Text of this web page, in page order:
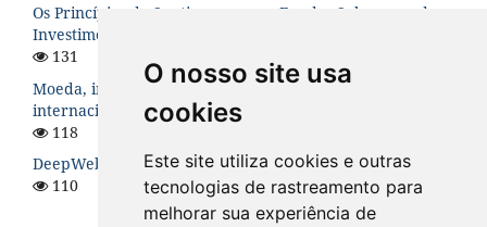
O nosso site usa
cookies
Este site utiliza cookies e outras
tecnologias de rastreamento para
melhorar sua experiência de
Os Princípios de Santiago para os Fundos Soberanos de
Investimento: uma análise teórica
131
Moeda, instabilidade financeira e hierarquia no sistema
internacional
118
DeepWeb: O Lado Sombrio da Internet
110